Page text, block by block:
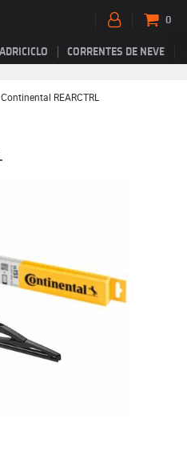
CORRENTES DE NEVE
0
Continental REARCTRL